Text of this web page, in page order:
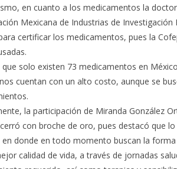
en cuanto a los medicamentos la
Mexicana de Industrias de
certificar los medicamentos, pues la
que solo existen 73 medicamentos en
cuentan con un alto costo, aunque se
la participación de Miranda González
con broche de oro, pues destacó que
donde en todo momento buscan la
calidad de vida, a través de jornadas